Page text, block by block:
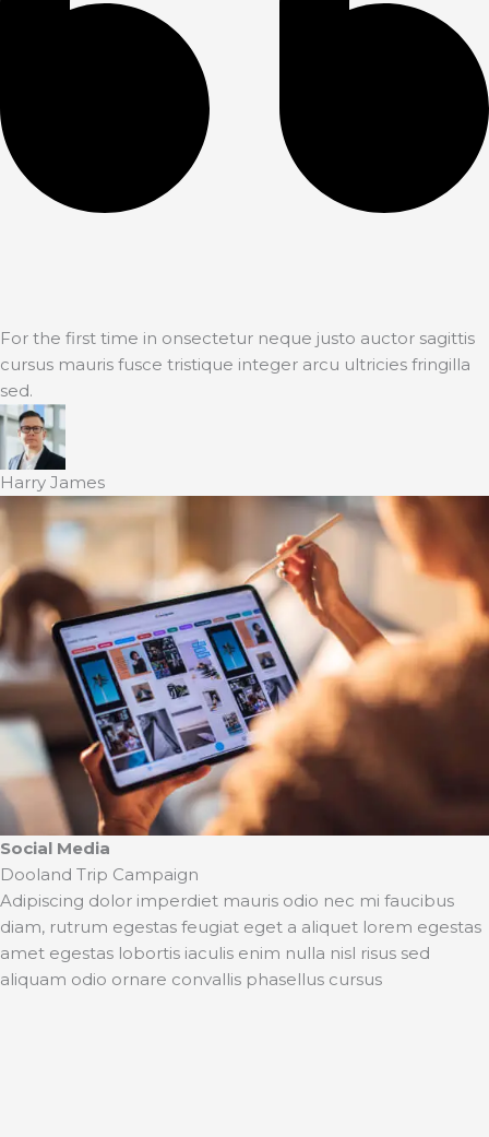
For the first time in onsectetur neque justo auctor sagittis
cursus mauris fusce tristique integer arcu ultricies fringilla
sed.
Harry James
Social Media
Dooland Trip Campaign
Adipiscing dolor imperdiet mauris odio nec mi faucibus
diam, rutrum egestas feugiat eget a aliquet lorem egestas
amet egestas lobortis iaculis enim nulla nisl risus sed
aliquam odio ornare convallis phasellus cursus